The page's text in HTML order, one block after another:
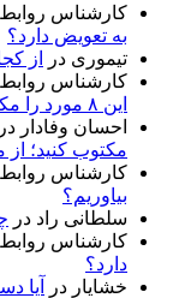
کارشناس
به تعویض دارد؟
تیموری در
از
کارشناس
این ۸ مورد را مکتوب کنید؛ از متراژ پرت تا ضمانت نصب
احسان وفادار در
مکتوب کنید؛
کارشناس
بیاوریم؟
سلطانی راد در
کارشناس
دارد؟
خشایار در آیا